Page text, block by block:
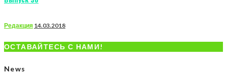
Редакция 14.03.2018
ОСТАВАЙТЕСЬ С НАМИ!
News